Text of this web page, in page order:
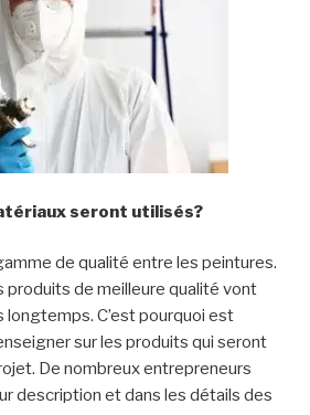
seront utilisés?
de qualité entre les peintures.
produits de meilleure qualité vont
longtemps. C’est pourquoi est
sur les produits qui seront
De nombreux entrepreneurs
description et dans les détails des